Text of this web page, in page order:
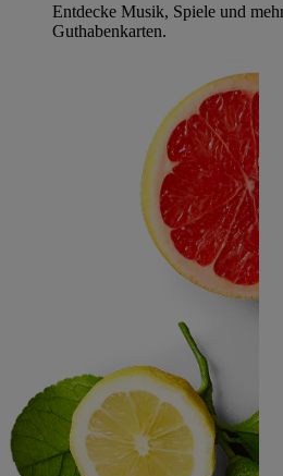
Entdecke Musik, Spiele und
Guthabenkarten.